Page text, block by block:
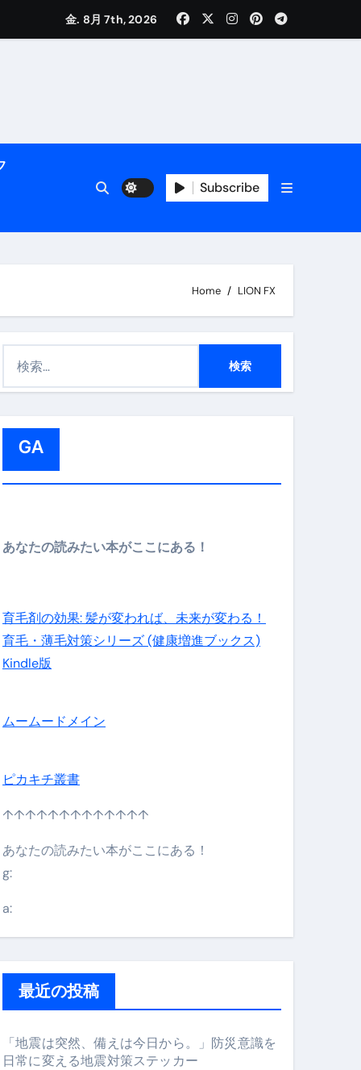
説
ン】
の先さらに貧しくなります。【 竹花貴騎 切り抜き 会社員
金. 8月 7th, 2026
Subscribe
Home LION FX
GA
あなたの読みたい本がここにある！
育毛剤の効果: 髪が変われば、未来が変わる！
育毛・薄毛対策シリーズ (健康増進ブックス)
Kindle版
ムームードメイン
ピカキチ叢書
↑↑↑↑↑↑↑↑↑↑↑↑↑
あなたの読みたい本がここにある！
g:
a:
最近の投稿
「地震は突然、備えは今日から。」防災意識を
日常に変える地震対策ステッカー